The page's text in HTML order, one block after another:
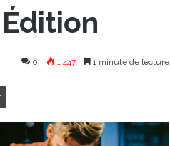
0 1 447 1 minute de lecture